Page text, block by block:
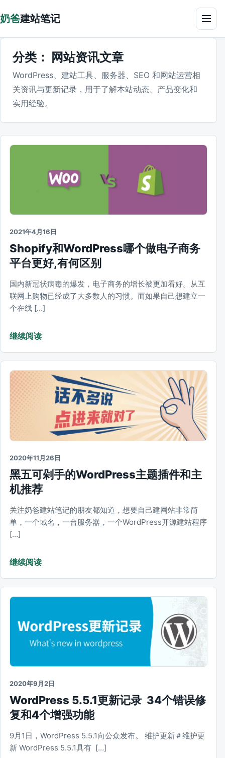
奶爸建站笔记 菜单
分类： 网站资讯文章
WordPress、建站工具、服务器、SEO 和网站运营相
关资讯与更新记录，用于了解本站动态、产品变化和
实用经验。
2021年4月16日
Shopify和WordPress哪个做电子商务
平台更好,有何区别
国内新冠状病毒的爆发，电子商务的增长被更加看好。从互
联网上购物已经成了大多数人的习惯。而如果自己想建立一
个在线 […]
继续阅读
2020年11月26日
黑五可剁手的WordPress主题插件和主
机推荐
关注奶爸建站笔记的朋友都知道，想要自己建网站非常简
单，一个域名，一台服务器，一个WordPress开源建站程序
[…]
继续阅读
2020年9月2日
WordPress 5.5.1更新记录 34个错误修
复和4个增强功能
9月1日，WordPress 5.5.1向公众发布。 维护更新＃维护更
新 WordPress 5.5.1具有 […]